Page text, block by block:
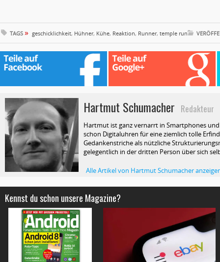
TAGS » geschicklichkeit, Hühner, Kühe, Reaktion, Runner, temple run
Hartmut Schumacher Redakteur
Hartmut ist ganz vernarrt in Smartphones
schon Digitaluhren für eine ziemlich tolle
Gedankenstriche als nützliche
gelegentlich in der dritten Person über sich
Alle Artikel von Hartmut Schumacher
Kennst du schon unsere Magazine?